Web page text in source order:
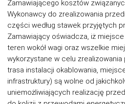
Zamawiającego kosztów
Wykonawcy do zrealizowania
części według stawek przyjętych
Zamawiający oświadcza, iż
teren wokół wagi oraz wszelkie
wykorzystane w celu
trasa instalacji okablowania,
infrastruktury) są wolne od
uniemożliwiających realizację